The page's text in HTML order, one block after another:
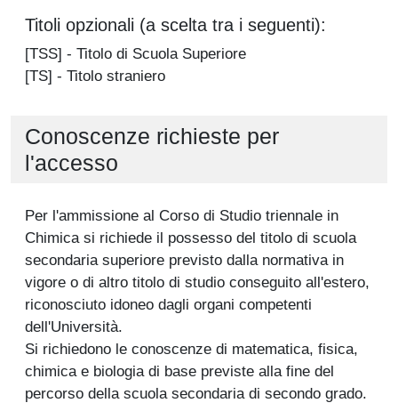
Titoli opzionali (a scelta tra i seguenti):
[TSS] - Titolo di Scuola Superiore
[TS] - Titolo straniero
Conoscenze richieste per
l'accesso
Per l'ammissione al Corso di Studio triennale in
Chimica si richiede il possesso del titolo di scuola
secondaria superiore previsto dalla normativa in
vigore o di altro titolo di studio conseguito all'estero,
riconosciuto idoneo dagli organi competenti
dell'Università.
Si richiedono le conoscenze di matematica, fisica,
chimica e biologia di base previste alla fine del
percorso della scuola secondaria di secondo grado.